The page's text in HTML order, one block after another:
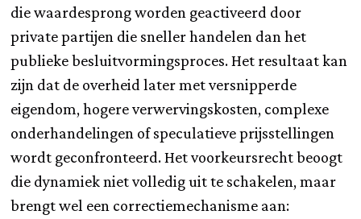
die waardesprong worden geactiveerd door
private partijen die sneller handelen dan het
publieke besluitvormingsproces. Het resultaat kan
zijn dat de overheid later met versnipperde
eigendom, hogere verwervingskosten, complexe
onderhandelingen of speculatieve prijsstellingen
wordt geconfronteerd. Het voorkeursrecht beoogt
die dynamiek niet volledig uit te schakelen, maar
brengt wel een correctiemechanisme aan: